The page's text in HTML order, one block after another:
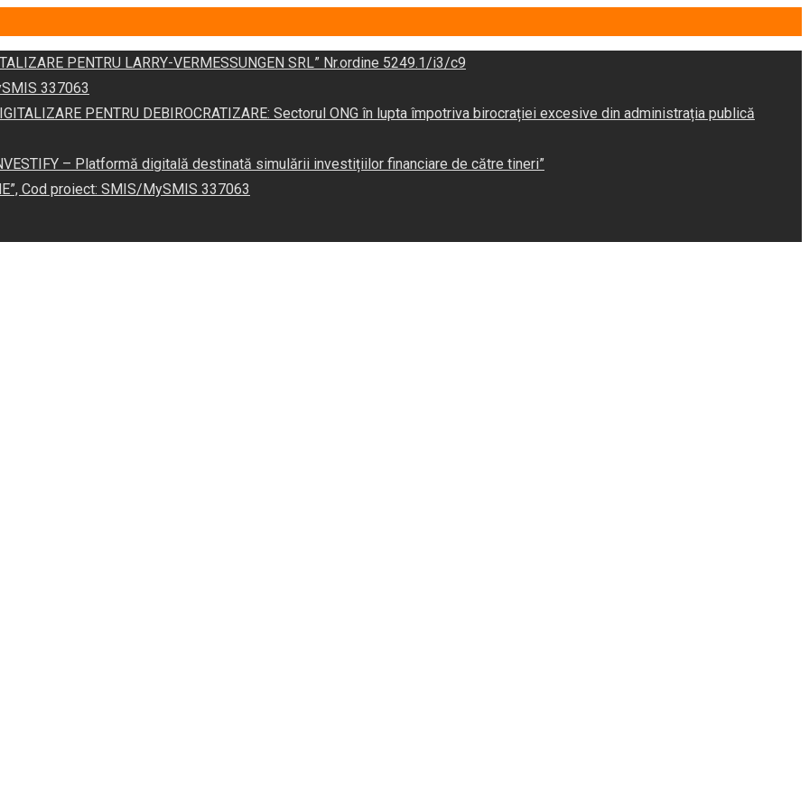
PENTRU LARRY-VERMESSUNGEN SRL” Nr.ordine 5249.1/i3/c9
337063
PENTRU DEBIROCRATIZARE: Sectorul ONG în lupta împotriva birocrației excesive din administrația publică
– Platformă digitală destinată simulării investițiilor financiare de către tineri”
Cod proiect: SMIS/MySMIS 337063